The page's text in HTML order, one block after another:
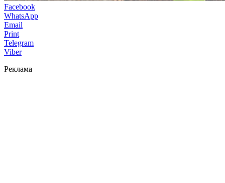
Facebook
WhatsApp
Email
Print
Telegram
Viber
Реклама